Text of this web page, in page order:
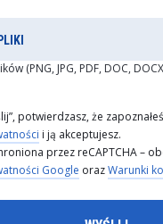
(PNG, JPG, PDF, DOC,
potwierdzasz, że
i ją akceptujesz.
przez reCAPTCHA –
Google orazWarunki